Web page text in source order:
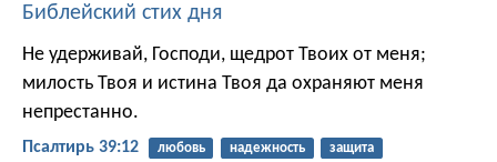
Библейский стих дня
Не удерживай, Господи, щедрот Твоих от меня;
милость Твоя и истина Твоя да охраняют меня
непрестанно.
Псалтирь 39:12 любовь надежность защита